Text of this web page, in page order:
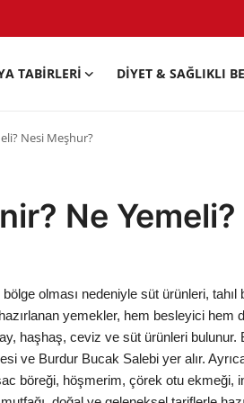
TABIRLERI DIYET & SAĞLIKLI
Nesi Meşhur?
Ne
olması nedeniyle süt ürünleri,
yemekler, hem besleyici hem
haşhaş, ceviz ve süt ürünleri bulunur.
ve Burdur Bucak Salebi yer alır.
böreği, höşmerim, çörek otu ekmeği,